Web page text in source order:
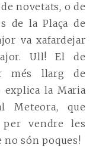
novetats, o de
de la Plaça de
va xafardejar
Ull! El de
més llarg de
explica la Maria
Meteora, que
vendre les
no són poques!